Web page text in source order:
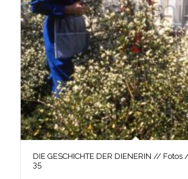
DIE GESCHICHTE DER DIENERIN //
35